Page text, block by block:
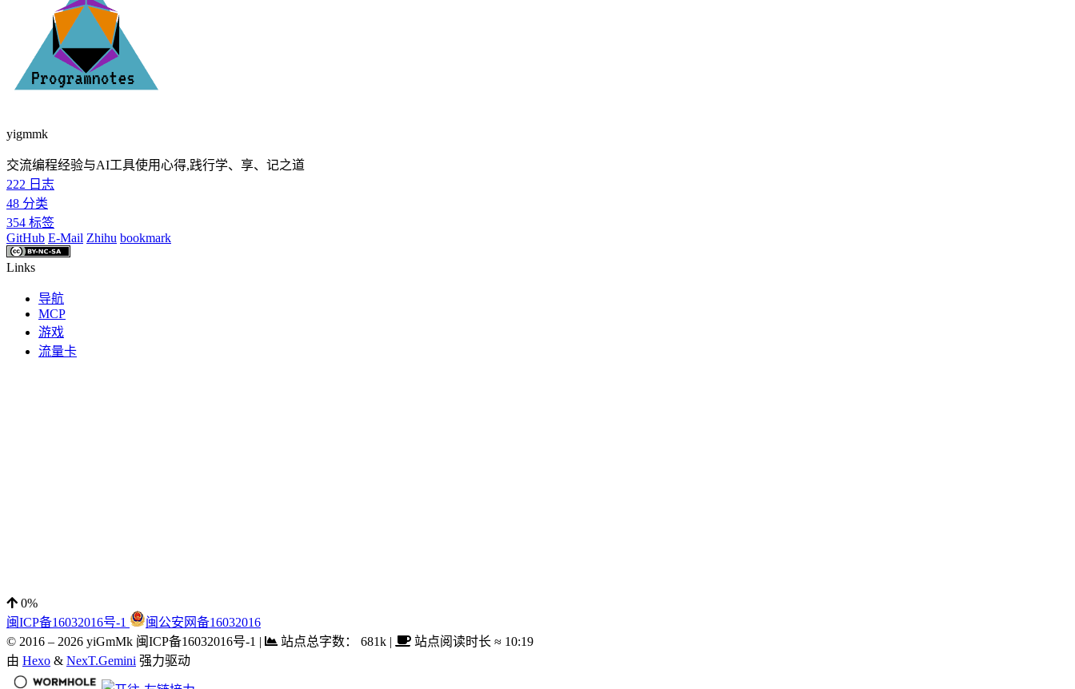
yigmmk
交流编程经验与AI工具使用心得,践行学、享、记之道
222 日志
48 分类
354 标签
GitHub E-Mail Zhihu bookmark
Links
导航
MCP
游戏
流量卡
0%
闽ICP备16032016号-1
闽公安网备16032016
© 2016 – 2026 yiGmMk 闽ICP备16032016号-1 | 站点总字数： 681k | 站点阅读时长 ≈ 10:19
由 Hexo & NexT.Gemini 强力驱动